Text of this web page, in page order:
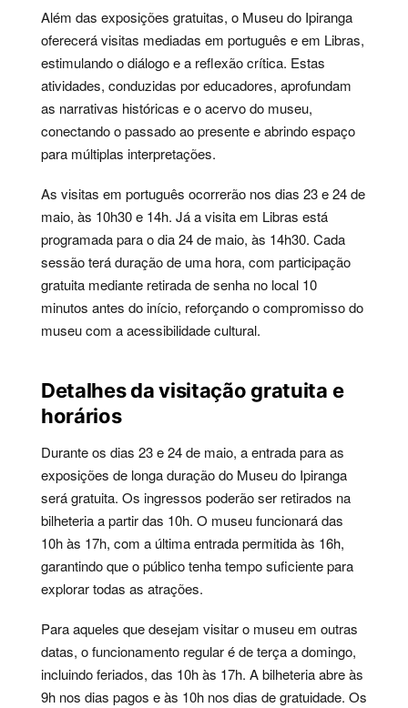
Além das exposições gratuitas, o Museu do Ipiranga
oferecerá visitas mediadas em português e em Libras,
estimulando o diálogo e a reflexão crítica. Estas
atividades, conduzidas por educadores, aprofundam
as narrativas históricas e o acervo do museu,
conectando o passado ao presente e abrindo espaço
para múltiplas interpretações.
As visitas em português ocorrerão nos dias 23 e 24 de
maio, às 10h30 e 14h. Já a visita em Libras está
programada para o dia 24 de maio, às 14h30. Cada
sessão terá duração de uma hora, com participação
gratuita mediante retirada de senha no local 10
minutos antes do início, reforçando o compromisso do
museu com a acessibilidade cultural.
Detalhes da visitação gratuita e
horários
Durante os dias 23 e 24 de maio, a entrada para as
exposições de longa duração do Museu do Ipiranga
será gratuita. Os ingressos poderão ser retirados na
bilheteria a partir das 10h. O museu funcionará das
10h às 17h, com a última entrada permitida às 16h,
garantindo que o público tenha tempo suficiente para
explorar todas as atrações.
Para aqueles que desejam visitar o museu em outras
datas, o funcionamento regular é de terça a domingo,
incluindo feriados, das 10h às 17h. A bilheteria abre às
9h nos dias pagos e às 10h nos dias de gratuidade. Os